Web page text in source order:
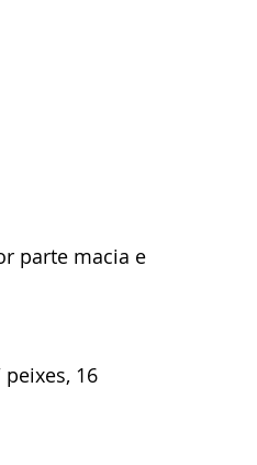
parte macia e
16